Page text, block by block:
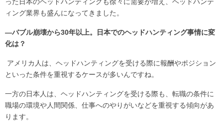
ィング業界も盛んになってきました。
―バブル崩壊から30年以上。日本でのヘッドハンティング事情に変
化は？
アメリカ人は、ヘッドハンティングを受ける際に報酬やポジション
といった条件を重視するケースが多いんですね。
一方の日本人は、ヘッドハンティングを受ける際も、転職の条件に
職場の環境や人間関係、仕事へのやりがいなどを重視する傾向があ
ります。